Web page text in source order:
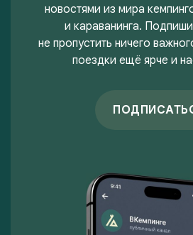
новостями из мира
и караванинга.
не пропустить ничего
поездки ещё ярче и